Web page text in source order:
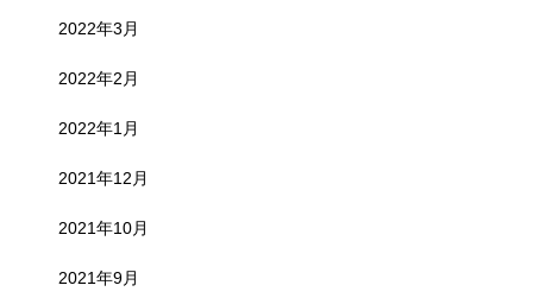
2022年3月
2022年2月
2022年1月
2021年12月
2021年10月
2021年9月